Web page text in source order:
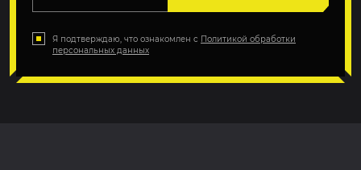
Я подтверждаю, что ознакомлен с Политикой обработки
персональных данных